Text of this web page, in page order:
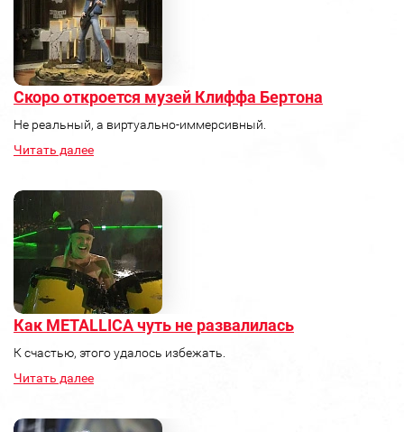
Скоро откроется музей Клиффа Бертона
Не реальный, а виртуально-иммерсивный.
Читать далее
Как METALLICA чуть не развалилась
К счастью, этого удалось избежать.
Читать далее